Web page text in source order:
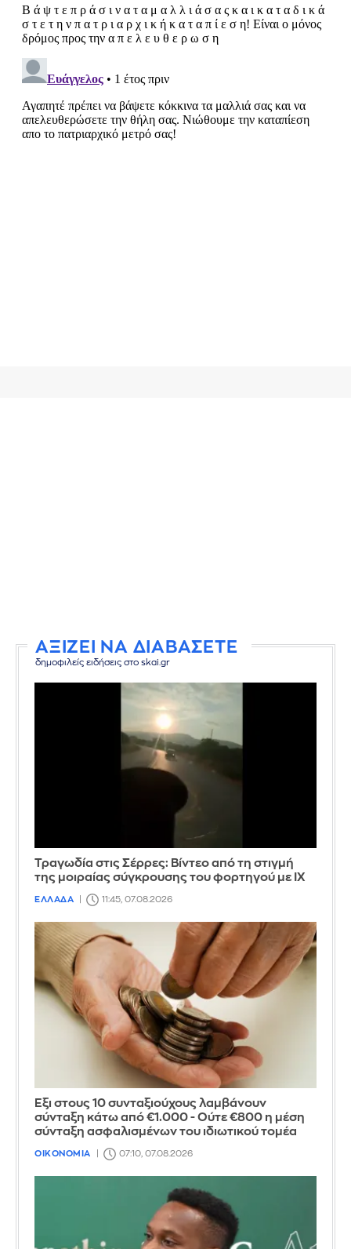
ΑΞΙΖΕΙ ΝΑ ΔΙΑΒΑΣΕΤΕ
δημοφιλείς ειδήσεις στο skai.gr
Τραγωδία στις Σέρρες: Βίντεο από τη στιγμή
της μοιραίας σύγκρουσης του φορτηγού με ΙΧ
ΕΛΛΑΔΑ 11:45, 07.08.2026
Έξι στους 10 συνταξιούχους λαμβάνουν
σύνταξη κάτω από €1.000 - Ούτε €800 η μέση
σύνταξη ασφαλισμένων του ιδιωτικού τομέα
ΟΙΚΟΝΟΜΙΑ 07:10, 07.08.2026